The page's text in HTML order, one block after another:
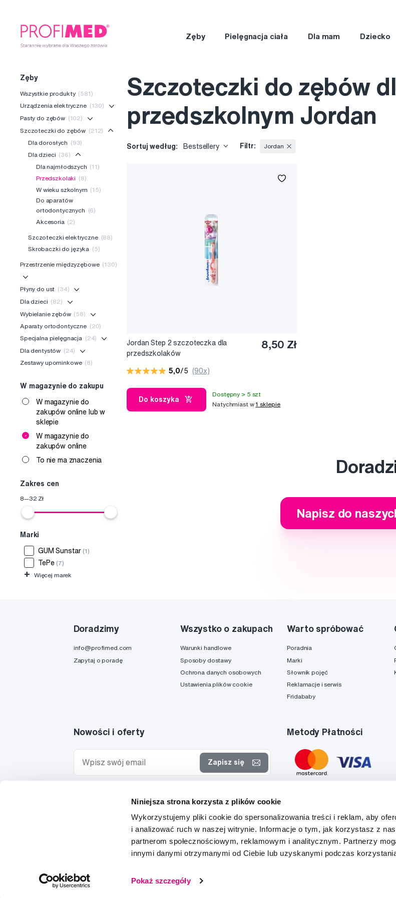
Niniejsza strona korzysta z plików cookie
Wykorzystujemy pliki cookie do spersonalizowania treści i reklam, aby
i analizować ruch w naszej witrynie. Informacje o tym, jak korzystasz z
partnerom społecznościowym, reklamowym i analitycznym. Partnerzy
innymi danymi otrzymanymi od Ciebie lub uzyskanymi podczas
Pokaż szczegóły
Zęby Pielęgnacja ciała Dla mam Dziecko
Zęby
Wszystkie produkty (581)
Urządzenia elektryczne (130)
Pasty do zębów (102)
Szczoteczki do zębów (212)
Dla dorosłych (93)
Dla dzieci (36)
Dla najmłodszych (11)
Przedszkolaki (8)
W wieku szkolnym (15)
Do aparatów
ortodontycznych
(6)
Akcesoria (2)
Szczoteczki elektryczne (88)
Skrobaczki do języka (5)
Przestrzenie międzyzębowe (130)
Płyny do ust (34)
Dla dzieci (82)
Wybielanie zębów (58)
Aparaty ortodontyczne (20)
Specjalna pielęgnacja (24)
Dla dentystów (24)
Zestawy upominkowe (8)
W magazynie do zakupu
W magazynie do
zakupów online lub w
sklepie
W magazynie do
zakupów online
To nie ma znaczenia
Zakres cen
8—32 Zł
Marki
GUM Sunstar (1)
TePe (7)
+ Więcej marek
Szczoteczki do zębów
przedszkolnym Jordan
Sortuj według: Bestsellery Filtr: Jordan
Jordan Step 2 szczoteczka dla
przedszkolaków
8,50 Zł
5,0/5 (90x)
Do koszyka
Dostępny > 5 szt
Natychmiast w1 sklepie
Napisz do
Doradzimy
info@profimed.com
Zapytaj o poradę
Wszystko o zakupach
Warunki handlowe
Sposoby dostawy
Ochrona danych osobowych
Ustawienia plików cookie
Warto spróbować
Poradnia
Marki
Słownik pojęć
Reklamacje i serwis
Fridababy
Nowości i oferty
Zapisz się
specjalnych i wyrażam zgodę naprzetwarzanie danych
w tym celu.
Metody Płatności
Tato stránka je chráněna službou reCAPTCHA a platí zdeZásady